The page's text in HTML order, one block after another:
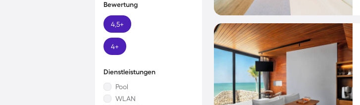
Bewertung
4,5+
4+
Dienstleistungen
Pool
WLAN